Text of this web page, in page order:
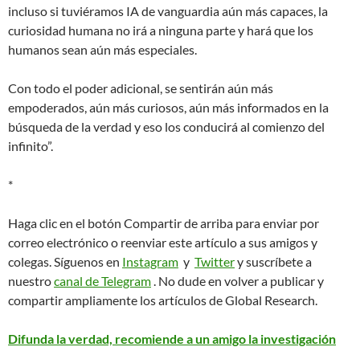
incluso si tuviéramos IA de vanguardia aún más capaces, la
curiosidad humana no irá a ninguna parte y hará que los
humanos sean aún más especiales.
Con todo el poder adicional, se sentirán aún más
empoderados, aún más curiosos, aún más informados en la
búsqueda de la verdad y eso los conducirá al comienzo del
infinito”.
*
Haga clic en el botón Compartir de arriba para enviar por
correo electrónico o reenviar este artículo a sus amigos y
colegas. Síguenos en Instagram y Twittery suscríbete a
nuestrocanal de Telegram. No dude en volver a publicar y
compartir ampliamente los artículos de Global Research.
Difunda la verdad, recomiende a un amigo la investigación